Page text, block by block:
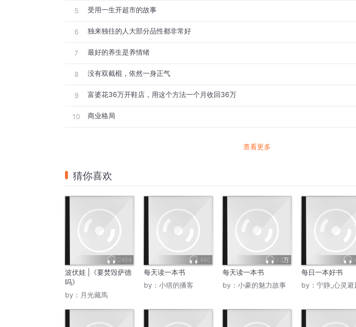
5 受用一生开超市的故事
6 独来独往的人大部分品性都非常好
7 最好的养生是养情绪
8 没有双截棍，依然一身正气
9 富婆花36万开鞋店，用这个方法一个月收回36万
10 商业格局
查看更多
猜你喜欢
2484
波伏娃 |《要焚毁萨德
吗》
by： 月光藏馬
490
每天读一本书
by： 小痞的播客
1.3万
每天读一本书
by： 小豪的魅力故事
每日一本好书
by： 宁静_心灵避